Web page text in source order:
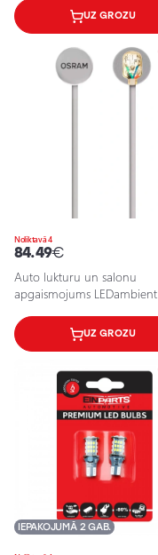
2121
UZ GROZU
Noliktavā 4
84.49€
Auto lukturu un salonu
apgaismojums LEDambient
UZ GROZU
IEPAKOJUMĀ 2 GAB.